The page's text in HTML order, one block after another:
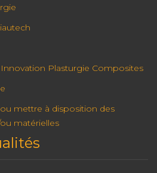
Plasturgie Composites
mettre à disposition des
matérielles